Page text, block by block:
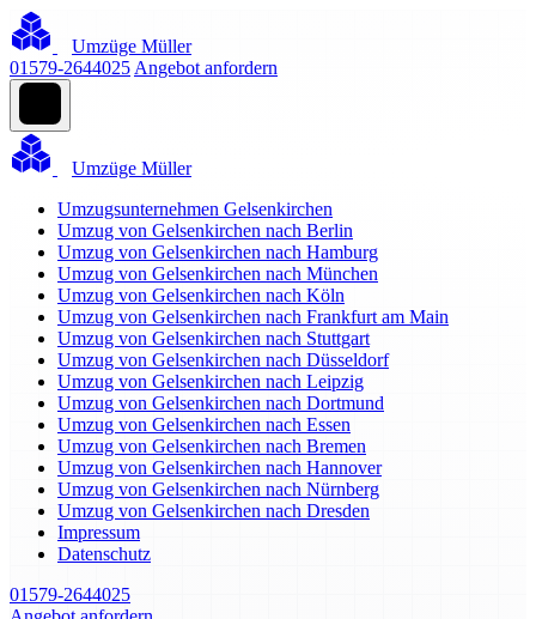
Umzüge Müller
01579-2644025 Angebot anfordern
Umzüge Müller
Umzugsunternehmen Gelsenkirchen
Umzug von Gelsenkirchen nach Berlin
Umzug von Gelsenkirchen nach Hamburg
Umzug von Gelsenkirchen nach München
Umzug von Gelsenkirchen nach Köln
Umzug von Gelsenkirchen nach Frankfurt am Main
Umzug von Gelsenkirchen nach Stuttgart
Umzug von Gelsenkirchen nach Düsseldorf
Umzug von Gelsenkirchen nach Leipzig
Umzug von Gelsenkirchen nach Dortmund
Umzug von Gelsenkirchen nach Essen
Umzug von Gelsenkirchen nach Bremen
Umzug von Gelsenkirchen nach Hannover
Umzug von Gelsenkirchen nach Nürnberg
Umzug von Gelsenkirchen nach Dresden
Impressum
Datenschutz
01579-2644025